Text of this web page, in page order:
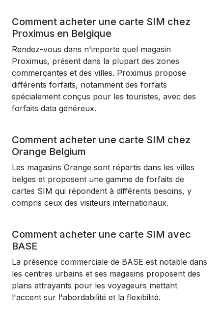
Comment acheter une carte SIM chez
Proximus en Belgique
Rendez-vous dans n'importe quel magasin
Proximus, présent dans la plupart des zones
commerçantes et des villes. Proximus propose
différents forfaits, notamment des forfaits
spécialement conçus pour les touristes, avec des
forfaits data généreux.
Comment acheter une carte SIM chez
Orange Belgium
Les magasins Orange sont répartis dans les villes
belges et proposent une gamme de forfaits de
cartes SIM qui répondent à différents besoins, y
compris ceux des visiteurs internationaux.
Comment acheter une carte SIM avec
BASE
La présence commerciale de BASE est notable dans
les centres urbains et ses magasins proposent des
plans attrayants pour les voyageurs mettant
l'accent sur l'abordabilité et la flexibilité.